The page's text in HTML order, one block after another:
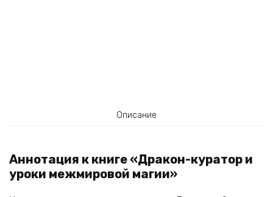
Описание
Аннотация к книге «Дракон-куратор и
уроки межмировой магии»